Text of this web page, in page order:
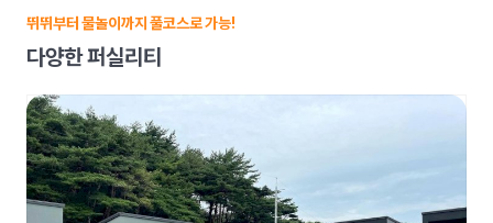
뛰뛰부터 물놀이까지 풀코스로 가능!
다양한 퍼실리티